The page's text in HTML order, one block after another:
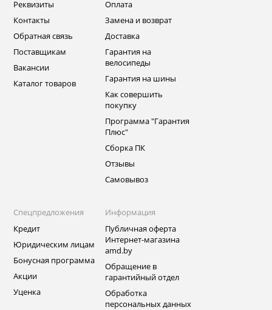
Реквизиты
Контакты
Обратная связь
Поставщикам
Вакансии
Каталог товаров
Оплата
Замена и возврат
Доставка
Гарантия на
велосипеды
Гарантия на шины
Как совершить
покупку
Программа "Гарантия
Плюс"
Сборка ПК
Отзывы
Самовывоз
Спецпредложения
Кредит
Юридическим лицам
Бонусная программа
Акции
Уценка
Информация
Публичная оферта
Интернет-магазина
amd.by
Обращение в
гарантийный отдел
Обработка
персональных данных